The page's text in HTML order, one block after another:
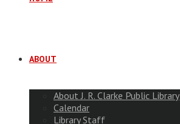
ABOUT
About J. R. Clarke Public Library
Calendar
Library Staff